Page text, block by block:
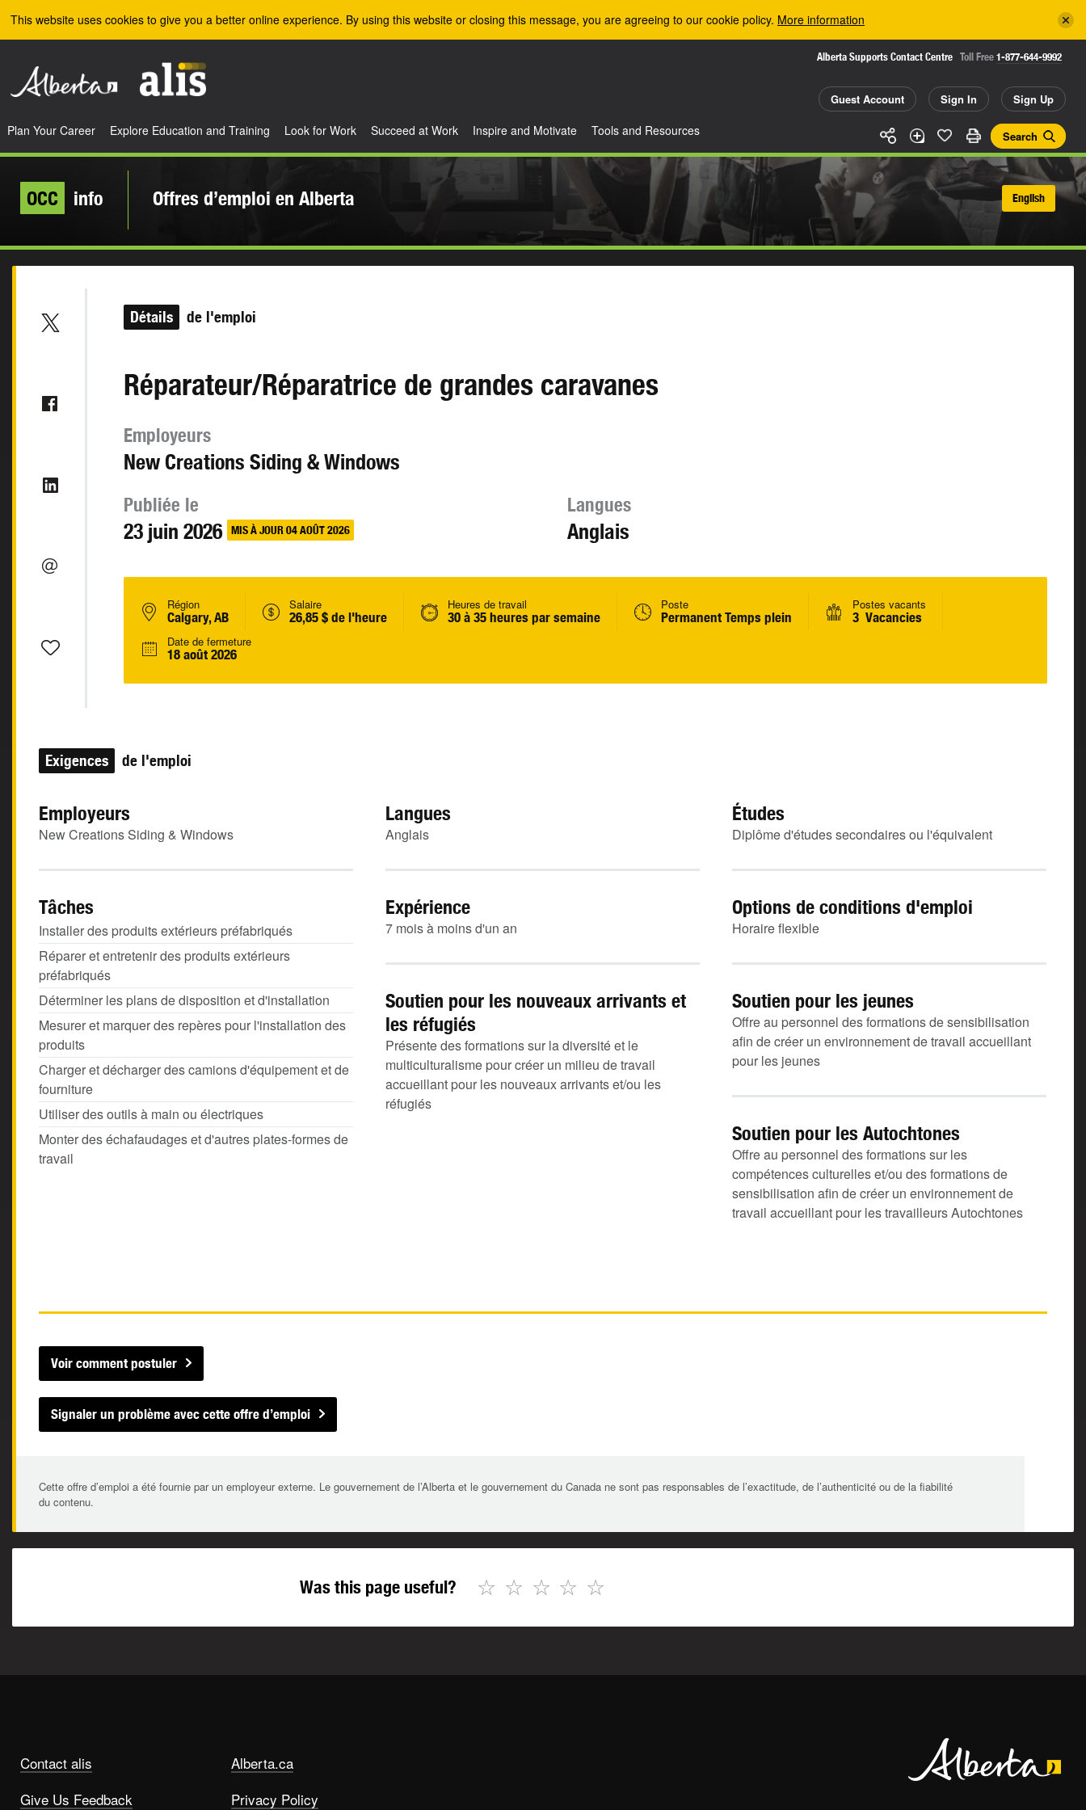
This website uses cookies to give you a better online experience. By using this website or closing this message, you are agreeing to our cookie policy. More information
Alberta Supports Contact Centre Toll Free 1-877-644-9992
Guest Account Sign In Sign Up
Search
Plan Your Career Explore Education and Training Look for Work Succeed at Work Inspire and Motivate Tools and Resources
OCC info Offres d’emploi en Alberta English
Détails de l'emploi
Réparateur/Réparatrice de grandes caravanes
Employeurs
New Creations Siding & Windows
Publiée le
23 juin 2026 MIS À JOUR 04 AOÛT 2026
Langues
Anglais
Région
Calgary, AB
Salaire
26,85 $ de l'heure
Heures de travail
30 à 35 heures par semaine
Poste
Permanent Temps plein
Postes vacants
3 Vacancies
Date de fermeture
18 août 2026
Exigences de l'emploi
Employeurs
New Creations Siding & Windows
Langues
Anglais
Études
Diplôme d'études secondaires ou l'équivalent
Tâches
Installer des produits extérieurs préfabriqués
Réparer et entretenir des produits extérieurs
préfabriqués
Déterminer les plans de disposition et d'installation
Mesurer et marquer des repères pour l'installation des
produits
Charger et décharger des camions d'équipement et de
fourniture
Utiliser des outils à main ou électriques
Monter des échafaudages et d'autres plates-formes de
travail
Expérience
7 mois à moins d'un an
Options de conditions d'emploi
Horaire flexible
Soutien pour les nouveaux arrivants et
les réfugiés
Présente des formations sur la diversité et le
multiculturalisme pour créer un milieu de travail
accueillant pour les nouveaux arrivants et/ou les
réfugiés
Soutien pour les jeunes
Offre au personnel des formations de sensibilisation
afin de créer un environnement de travail accueillant
pour les jeunes
Soutien pour les Autochtones
Offre au personnel des formations sur les
compétences culturelles et/ou des formations de
sensibilisation afin de créer un environnement de
travail accueillant pour les travailleurs Autochtones
Voir comment postuler
Signaler un problème avec cette offre d’emploi
Cette offre d’emploi a été fournie par un employeur externe. Le gouvernement de l’Alberta et le gouvernement du Canada ne sont pas responsables de l’exactitude, de l’authenticité ou de la fiabilité
du contenu.
Was this page useful? ☆
☆
☆
☆
☆
Contact alis
Give Us Feedback
Alberta.ca
Privacy Policy